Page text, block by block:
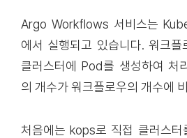
Argo Workflows 서비스는
에서 실행되고 있습니다. 워크
클러스터에 Pod를 생성하여 처
의 개수가 워크플로우의 개수에
처음에는 kops로 직접 클러스터